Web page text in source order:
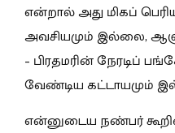
என்றால் அது மிகப்
அவசியமும் இல்லை,
– பிரதமரின் நேரடிப்
வேண்டிய கட்டாயமும்
என்னுடைய நண்பர்